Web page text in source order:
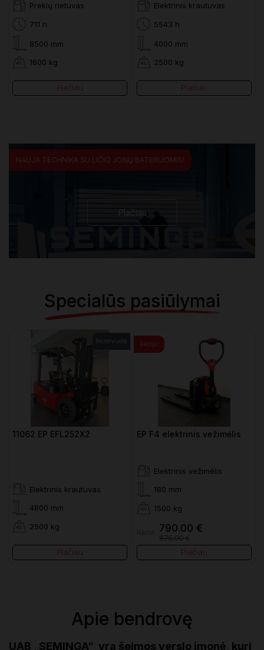
Transporto paslaugos
Prekių rietuvas
711 h
8500 mm
1600 kg
Plačiau
Elektrinis krautuvas
5543 h
4000 mm
2500 kg
Plačiau
NAUJA TECHNIKA SU LIČIO JONŲ BATERIJOMIS!
Plačiau
Specialūs pasiūlymai
Rezervuota
11062 EP EFL252X2
Elektrinis krautuvas
4800 mm
2500 kg
Plačiau
Akcija!
EP F4 elektrinis vežimėlis
Elektrinis vežimėlis
180 mm
1500 kg
Kaina: 790.00 €
875.00 €
Plačiau
Apie bendrovę
UAB „SEMINGA“ yra šeimos verslo įmonė, kuri